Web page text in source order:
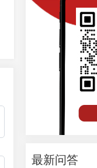
最新问答